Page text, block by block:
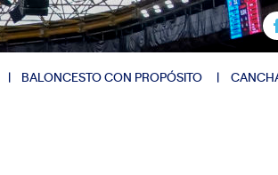
BALONCESTO CON PROPÓSITO